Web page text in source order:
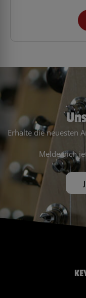
Erhalte die neuesten
Melde dich